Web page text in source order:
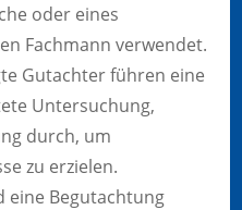
oder eines
Fachmann verwendet.
Gutachter führen eine
Untersuchung,
durch, um
zu erzielen.
eine Begutachtung